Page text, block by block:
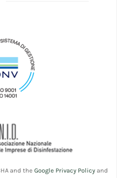
and the Google Privacy Policyand